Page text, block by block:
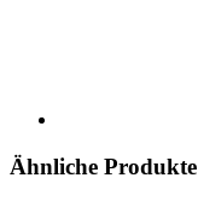
Ähnliche Produkte